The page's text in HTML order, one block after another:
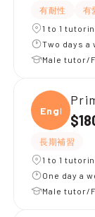
有耐性 有
1 to 1
Two days a
Male tutor/
Engli
長期補習
1 to 1
One day a
Male tutor/